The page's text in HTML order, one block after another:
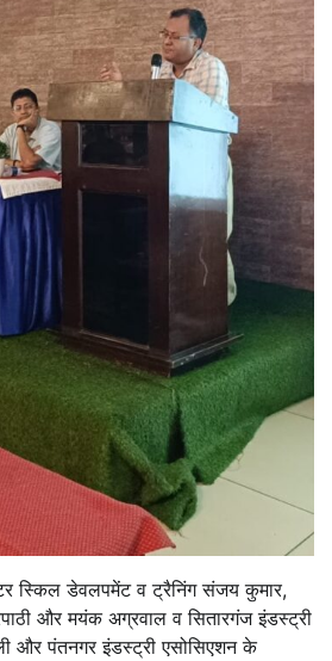
स्किल डेवलपमेंट व ट्रैनिंग संजय कुमार,
और मयंक अग्रवाल व सितारगंज इंडस्ट्री
और पंतनगर इंडस्ट्री एसोसिएशन के